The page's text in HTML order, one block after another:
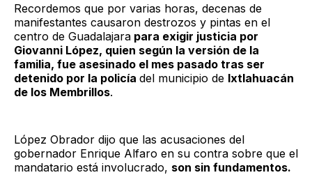
Recordemos que por varias horas, decenas de
manifestantes causaron destrozos y pintas en el
centro de Guadalajara para exigir justicia por
Giovanni López, quien según la versión de la
familia, fue asesinado el mes pasado tras ser
detenido por la policía del municipio de Ixtlahuacán
de los Membrillos.
López Obrador dijo que las acusaciones del
gobernador Enrique Alfaro en su contra sobre que el
mandatario está involucrado, son sin fundamentos.